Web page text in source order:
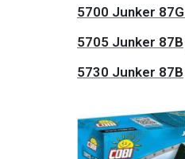
5700 Junker 87G
5705 Junker 87B
5730 Junker 87B